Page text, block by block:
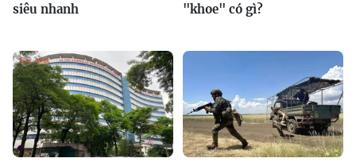
siêu nhanh
"khoe" có gì?